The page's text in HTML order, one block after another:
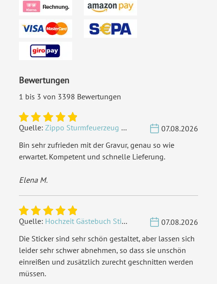
Bewertungen
1 bis 3 von 3398 Bewertungen
Quelle: Zippo Sturmfeuerzeug Chrom - Verzierte Initialen
07.08.2026
Bin sehr zufrieden mit der Gravur, genau so wie
erwartet. Kompetent und schnelle Lieferung.
Elena M.
Quelle: Hochzeit Gästebuch Sticker 40 Fragen - Weiß
07.08.2026
Die Sticker sind sehr schön gestaltet, aber lassen sich
leider sehr schwer abnehmen, so dass sie unschön
einreißen und zusätzlich zurecht geschnitten werden
müssen.